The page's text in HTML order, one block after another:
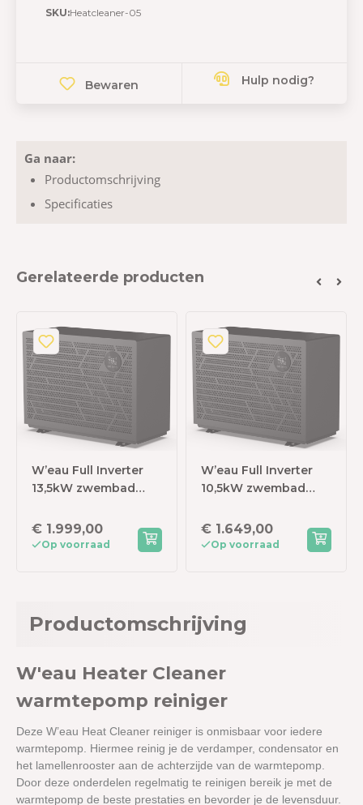
SKU:Heatcleaner-05
Bewaren Hulp nodig?
Ga naar:
Productomschrijving
Specificaties
Gerelateerde producten
W’eau Full Inverter
13,5kW zwembad
€ 1.999,00
Op voorraad
W’eau Full Inverter
10,5kW zwembad
€ 1.649,00
Op voorraad
Productomschrijving
W'eau Heater Cleaner
warmtepomp reiniger
Deze W’eau Heat Cleaner reiniger is onmisbaar voor iedere
warmtepomp. Hiermee reinig je de verdamper, condensator en
het lamellenrooster aan de achterzijde van de warmtepomp.
Door deze onderdelen regelmatig te reinigen bereik je met de
warmtepomp de beste prestaties en bevorder je de levensduur.